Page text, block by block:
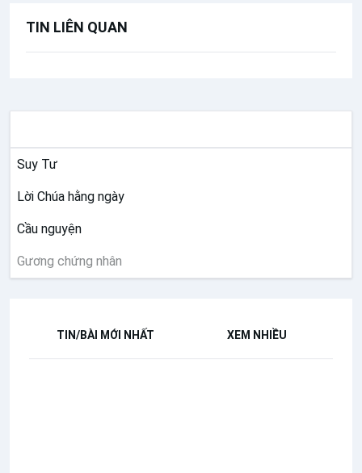
TIN LIÊN QUAN
Suy Tư
Lời Chúa hằng ngày
Cầu nguyện
Gương chứng nhân
TIN/BÀI MỚI NHẤT XEM NHIỀU